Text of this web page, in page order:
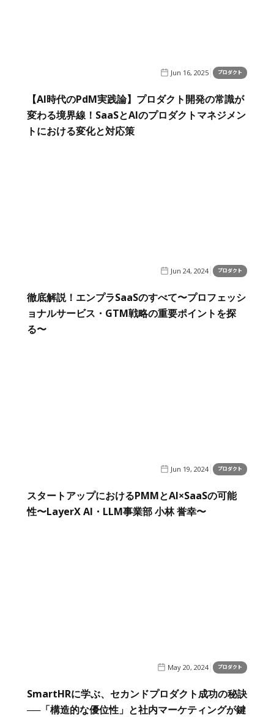
Jun 16, 2025 プロダクト
【AI時代のPdM実践論】プロダクト開発の常識が
変わる境界線！SaaSとAIのプロダクトマネジメン
トにおける変化と対応策
Jun 24, 2024 プロダクト
徹底解説！エンプラSaaSのすべて〜プロフェッシ
ョナルサービス・GTM戦略の重要ポイントを探
る〜
Jun 19, 2024 プロダクト
スタートアップにおけるPMMとAI×SaaSの可能
性〜LayerX AI・LLM事業部 小林 誉幸〜
May 20, 2024 プロダクト
SmartHRに学ぶ、セカンドプロダクト成功の秘訣
──「構造的な優位性」と社内マーケティングが鍵